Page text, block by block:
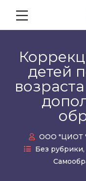
детей
ООО "ЦИОТ
Без рубрики,